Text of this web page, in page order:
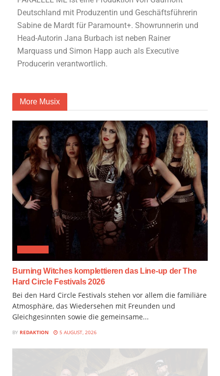
Deutschland mit Produzentin und Geschäftsführerin
Sabine de Mardt für Paramount+. Showrunnerin und
Head-Autorin Jana Burbach ist neben Rainer
Marquass und Simon Happ auch als Executive
Producerin verantwortlich.
More Musix
Burning Witches komplettieren das Line-up der The
Hard Circle Festivals 2026
Bei den Hard Circle Festivals stehen vor allem die familiäre
Atmosphäre, das Wiedersehen mit Freunden und
Gleichgesinnten sowie die gemeinsame...
BY REDAKTION 5 AUGUST, 2026